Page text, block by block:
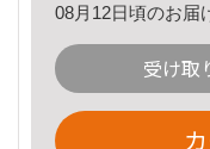
08月12日頃のお届
受け取